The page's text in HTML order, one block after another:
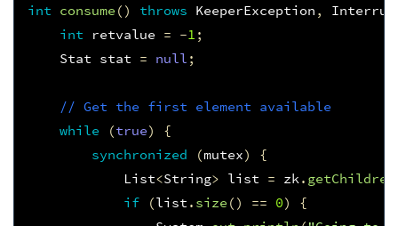
int consume () throws KeeperException ,
int
retvalue = -1 ;
Stat stat = null ;
// Get the first element available
while
(true)
{
synchronized
(mutex)
{
List<String> list = zk . getChildren
if
(list . size () == 0)
{